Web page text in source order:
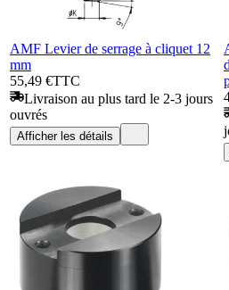
AMF Levier de serrage à cliquet 12
mm
55,49 €TTC
Livraison au plus tard le 2-3 jours
ouvrés
Afficher les détails